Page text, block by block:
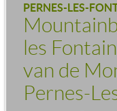
PERNES-LES-
les
van de
Pernes-